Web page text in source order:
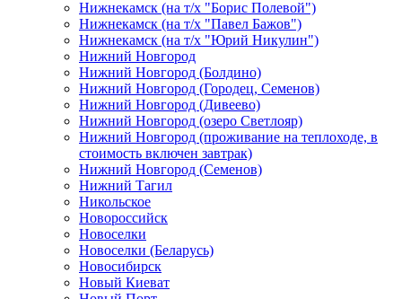
Нижнекамск (на т/х "Борис Полевой")
Нижнекамск (на т/х "Павел Бажов")
Нижнекамск (на т/х "Юрий Никулин")
Нижний Новгород
Нижний Новгород (Болдино)
Нижний Новгород (Городец, Семенов)
Нижний Новгород (Дивеево)
Нижний Новгород (озеро Светлояр)
Нижний Новгород (проживание на теплоходе, в
стоимость включен завтрак)
Нижний Новгород (Семенов)
Нижний Тагил
Никольское
Новороссийск
Новоселки
Новоселки (Беларусь)
Новосибирск
Новый Киеват